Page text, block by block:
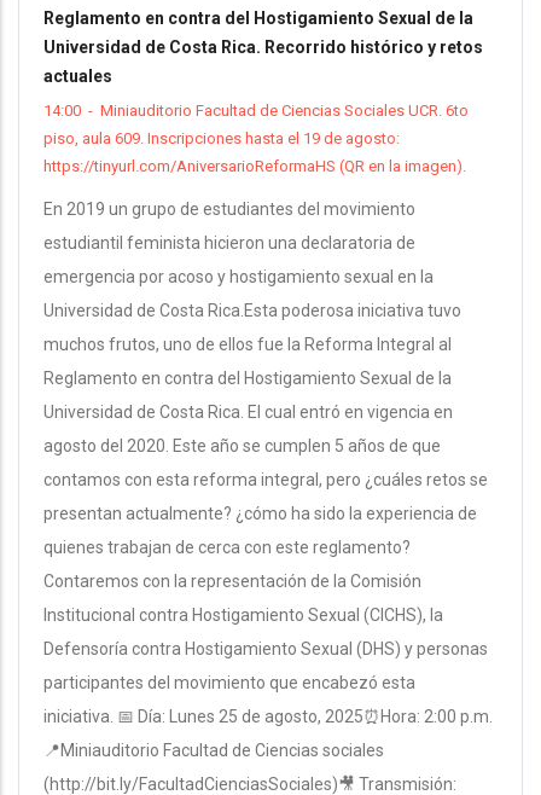
Reglamento en contra del Hostigamiento Sexual de la
Universidad de Costa Rica. Recorrido histórico y retos
actuales
14:00 - Miniauditorio Facultad de Ciencias Sociales UCR. 6to
piso, aula 609. Inscripciones hasta el 19 de agosto:
https://tinyurl.com/AniversarioReformaHS (QR en la imagen).
En 2019 un grupo de estudiantes del movimiento
estudiantil feminista hicieron una declaratoria de
emergencia por acoso y hostigamiento sexual en la
Universidad de Costa Rica.Esta poderosa iniciativa tuvo
muchos frutos, uno de ellos fue la Reforma Integral al
Reglamento en contra del Hostigamiento Sexual de la
Universidad de Costa Rica. El cual entró en vigencia en
agosto del 2020. Este año se cumplen 5 años de que
contamos con esta reforma integral, pero ¿cuáles retos se
presentan actualmente? ¿cómo ha sido la experiencia de
quienes trabajan de cerca con este reglamento?
Contaremos con la representación de la Comisión
Institucional contra Hostigamiento Sexual (CICHS), la
Defensoría contra Hostigamiento Sexual (DHS) y personas
participantes del movimiento que encabezó esta
iniciativa. 📅 Día: Lunes 25 de agosto, 2025⏰Hora: 2:00 p.m.
📍Miniauditorio Facultad de Ciencias sociales
(http://bit.ly/FacultadCienciasSociales)🎥 Transmisión: